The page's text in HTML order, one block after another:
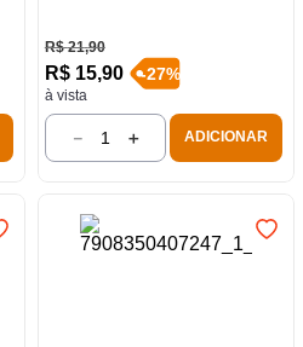
R$ 21,90
R$ 15,90
à vista
-27%
＋
－ ADICIONAR